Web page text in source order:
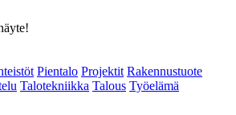
Pientalo Projektit Rakennustuote
Talotekniikka Talous Työelämä